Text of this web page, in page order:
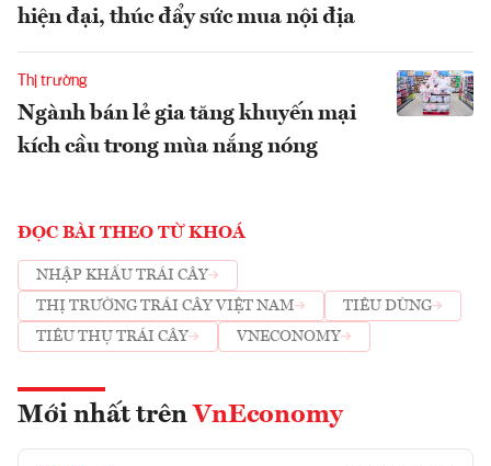
hiện đại, thúc đẩy sức mua nội địa
Thị trường
Ngành bán lẻ gia tăng khuyến mại
kích cầu trong mùa nắng nóng
ĐỌC BÀI THEO TỪ KHOÁ
NHẬP KHẨU TRÁI CÂY
THỊ TRƯỜNG TRÁI CÂY VIỆT NAM
TIÊU DÙNG
TIÊU THỤ TRÁI CÂY
VNECONOMY
Mới nhất trên VnEconomy